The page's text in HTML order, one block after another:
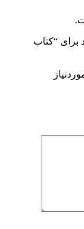
برای “کتاب